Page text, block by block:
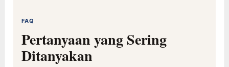
FAQ
Pertanyaan yang Sering
Ditanyakan